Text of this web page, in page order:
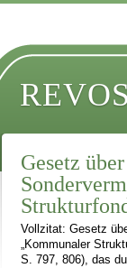
Gesetz
Vollzitat: Gesetz
„Kommunaler
S. 797, 806), das